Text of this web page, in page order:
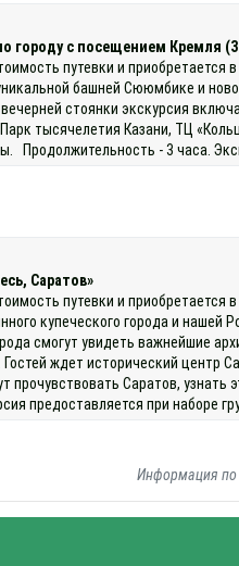
городу с посещением Кремля
путевки и
башней Сююмбике и
стоянки экскурсия
тысячелетия Казани, ТЦ
Продолжительность - 3 часа.
Саратов»
путевки и
купеческого города и
смогут увидеть важнейшие
ждет исторический центр
прочувствовать Саратов,
предоставляется при наборе
Информация по